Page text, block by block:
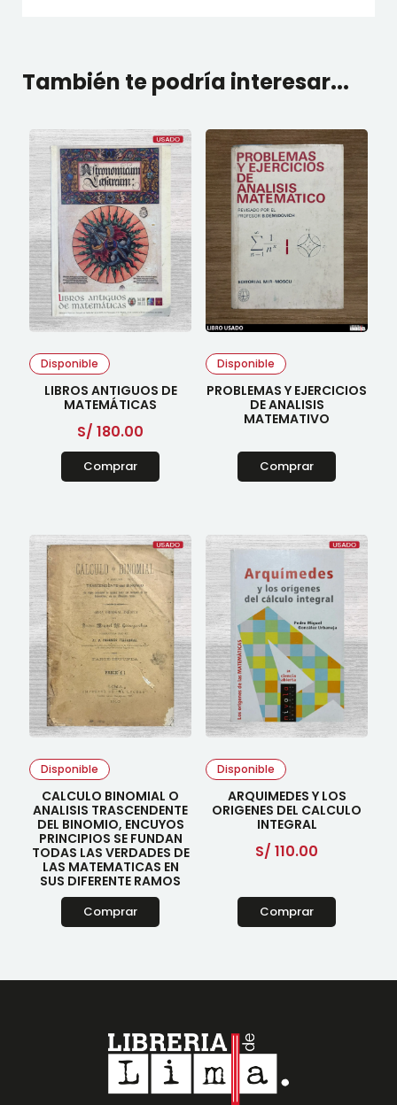
También te podría interesar...
Disponible
LIBROS ANTIGUOS DE
MATEMÁTICAS
S/ 180.00
Comprar
Disponible
PROBLEMAS Y EJERCICIOS
DE ANALISIS
MATEMATIVO
Comprar
Disponible
CALCULO BINOMIAL O
ANALISIS TRASCENDENTE
DEL BINOMIO, ENCUYOS
PRINCIPIOS SE FUNDAN
TODAS LAS VERDADES DE
LAS MATEMATICAS EN
SUS DIFERENTE RAMOS
Comprar
Disponible
ARQUIMEDES Y LOS
ORIGENES DEL CALCULO
INTEGRAL
S/ 110.00
Comprar